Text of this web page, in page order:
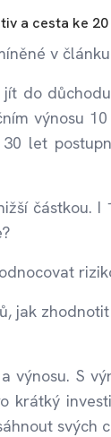
a cesta ke
v
do
výnosu
let
částkou.
jak
výnosu. S
krátký
svých